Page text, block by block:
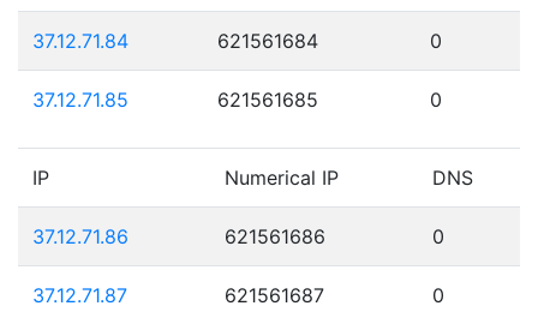
37.12.71.84 621561684 0
37.12.71.85 621561685 0
IP Numerical IP DNS
37.12.71.86 621561686 0
37.12.71.87 621561687 0